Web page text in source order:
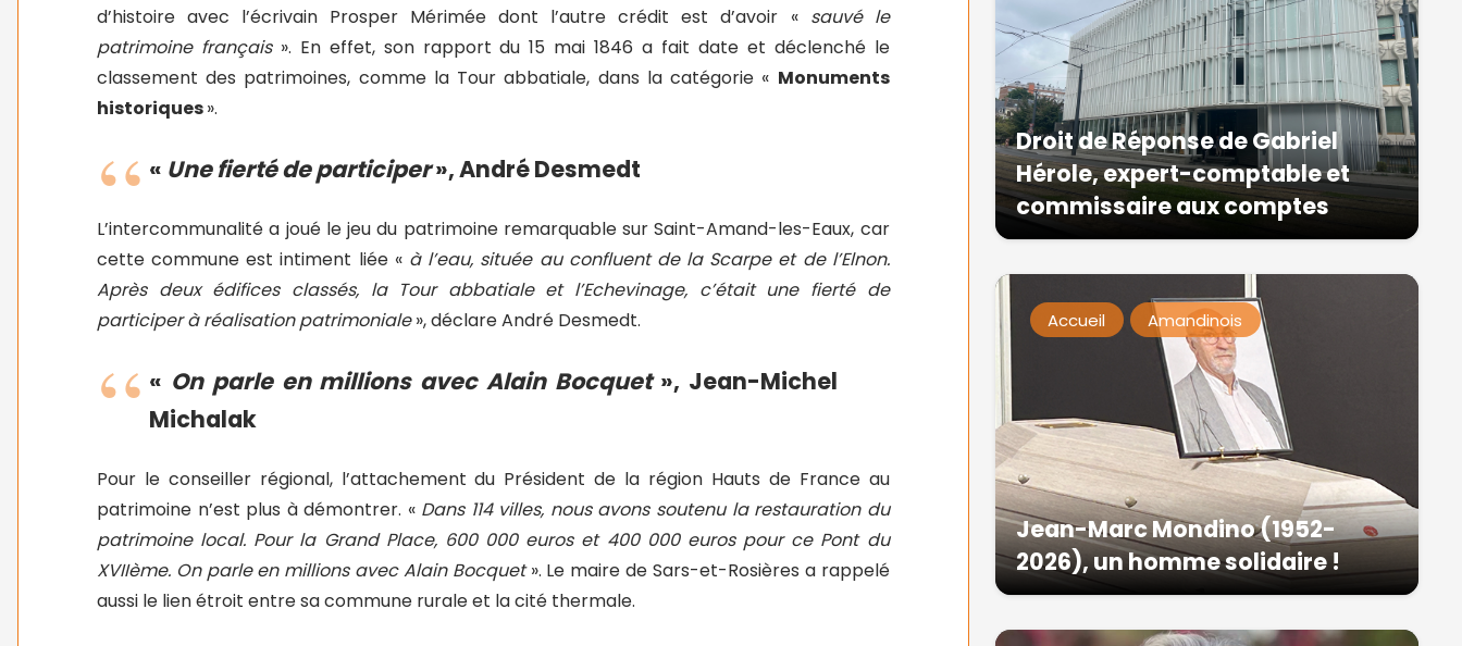
d’histoire avec l’écrivain Prosper Mérimée dont l’autre crédit est d’avoir « sauvé le
patrimoine français». En effet, son rapport du 15 mai 1846 a fait date et déclenché le
classement des patrimoines, comme la Tour abbatiale, dans la catégorie « Monuments
historiques».
« Une fierté de participer», André Desmedt
L’intercommunalité a joué le jeu du patrimoine remarquable sur Saint-Amand-les-Eaux, car
cette commune est intiment liée «à l’eau, située au confluent de la Scarpe et de l’Elnon.
Après deux édifices classés, la Tour abbatiale et l’Echevinage, c’était une fierté de
participer à réalisation patrimoniale», déclare André Desmedt.
« On parle en millions avec Alain Bocquet », Jean-Michel
Michalak
Pour le conseiller régional, l’attachement du Président de la région Hauts de France au
patrimoine n’est plus à démontrer. « Dans 114 villes, nous avons soutenu la restauration du
patrimoine local. Pour la Grand Place, 600 000 euros et 400 000 euros pour ce Pont du
XVIIème. On parle en millions avec Alain Bocquet». Le maire de Sars-et-Rosières a rappelé
aussi le lien étroit entre sa commune rurale et la cité thermale.
Droit de Réponse de Gabriel
Hérole, expert-comptable et
commissaire aux comptes
Accueil Amandinois
Jean-Marc Mondino (1952-
2026), un homme solidaire !